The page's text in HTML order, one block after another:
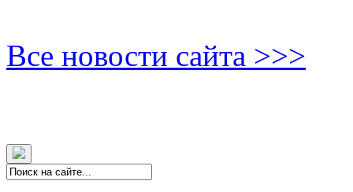
Все новости сайта >>>